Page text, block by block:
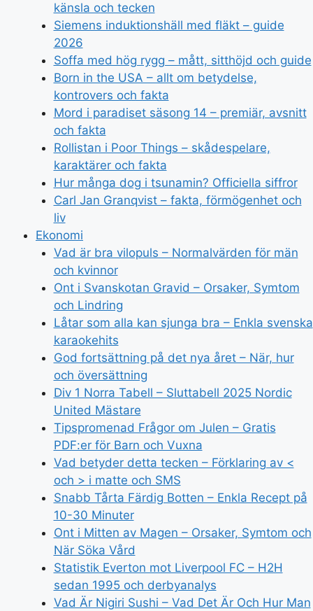
känsla och tecken
Siemens induktionshäll med fläkt – guide
2026
Soffa med hög rygg – mått, sitthöjd och guide
Born in the USA – allt om betydelse,
kontrovers och fakta
Mord i paradiset säsong 14 – premiär, avsnitt
och fakta
Rollistan i Poor Things – skådespelare,
karaktärer och fakta
Hur många dog i tsunamin? Officiella siffror
Carl Jan Granqvist – fakta, förmögenhet och
liv
Ekonomi
Vad är bra vilopuls – Normalvärden för män
och kvinnor
Ont i Svanskotan Gravid – Orsaker, Symtom
och Lindring
Låtar som alla kan sjunga bra – Enkla svenska
karaokehits
God fortsättning på det nya året – När, hur
och översättning
Div 1 Norra Tabell – Sluttabell 2025 Nordic
United Mästare
Tipspromenad Frågor om Julen – Gratis
PDF:er för Barn och Vuxna
Vad betyder detta tecken – Förklaring av <
och > i matte och SMS
Snabb Tårta Färdig Botten – Enkla Recept på
10-30 Minuter
Ont i Mitten av Magen – Orsaker, Symtom och
När Söka Vård
Statistik Everton mot Liverpool FC – H2H
sedan 1995 och derbyanalys
Vad Är Nigiri Sushi – Vad Det Är Och Hur Man